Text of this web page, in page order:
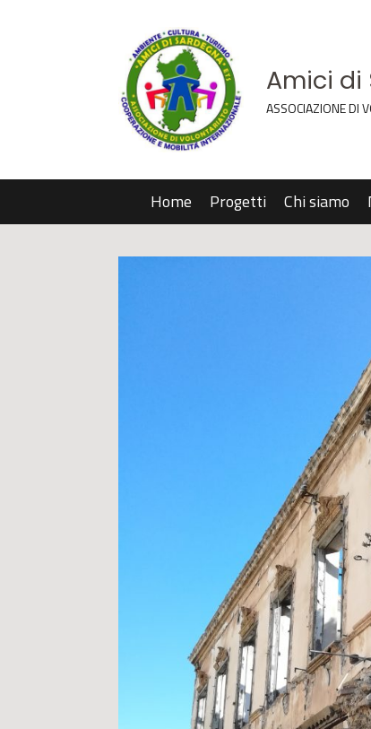
Amici di
ASSOCIAZIONE DI
Home Progetti Chi siamo